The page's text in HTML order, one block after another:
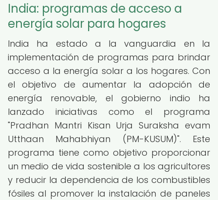
India: programas de acceso a
energía solar para hogares
India ha estado a la vanguardia en la
implementación de programas para brindar
acceso a la energía solar a los hogares. Con
el objetivo de aumentar la adopción de
energía renovable, el gobierno indio ha
lanzado iniciativas como el programa
"Pradhan Mantri Kisan Urja Suraksha evam
Utthaan Mahabhiyan (PM-KUSUM)". Este
programa tiene como objetivo proporcionar
un medio de vida sostenible a los agricultores
y reducir la dependencia de los combustibles
fósiles al promover la instalación de paneles